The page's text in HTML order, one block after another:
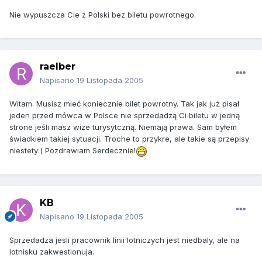
Nie wypuszcza Cie z Polski bez biletu powrotnego.
raelber
Napisano 19 Listopada 2005
Witam. Musisz mieć koniecznie bilet powrotny. Tak jak już pisał
jeden przed mówca w Polsce nie sprzedadzą Ci biletu w jedną
strone jeśli masz wize turysytczną. Niemają prawa. Sam byłem
świadkiem takiej sytuacji. Troche to przykre, ale takie są przepisy
niestety:( Pozdrawiam Serdecznie!
KB
Napisano 19 Listopada 2005
Sprzedadza jesli pracownik linii lotniczych jest niedbaly, ale na
lotnisku zakwestionuja.